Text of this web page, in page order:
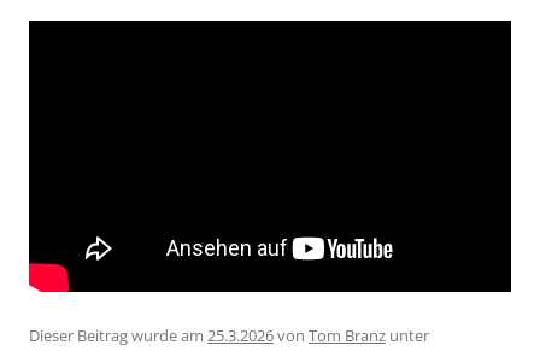
Dieser Beitrag wurde am 25.3.2026von Tom Branz unter